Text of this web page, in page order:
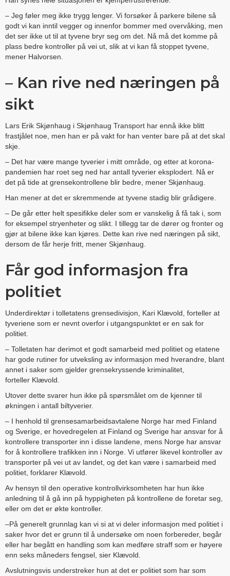
– Jeg føler meg ikke trygg lenger. Vi forsøker å parkere bilene så
godt vi kan inntil vegger og innenfor bommer med overvåking, men
det ser ikke ut til at tyvene bryr seg om det. Nå må det komme på
plass bedre kontroller på vei ut, slik at vi kan få stoppet tyvene,
mener Halvorsen.
– Kan rive ned næringen på
sikt
Lars Erik Skjønhaug i Skjønhaug Transport har ennå ikke blitt
frastjålet noe, men han er på vakt for han venter bare på at det skal
skje.
– Det har være mange tyverier i mitt område, og etter at korona-
pandemien har roet seg ned har antall tyverier eksplodert. Nå er
det på tide at grensekontrollene blir bedre, mener Skjønhaug.
Han mener at det er skremmende at tyvene stadig blir grådigere.
– De går etter helt spesifikke deler som er vanskelig å få tak i, som
for eksempel stryenheter og slikt. I tillegg tar de dører og fronter og
gjør at bilene ikke kan kjøres. Dette kan rive ned næringen på sikt,
dersom de får herje fritt, mener Skjønhaug.
Får god informasjon fra
politiet
Underdirektør i tolletatens grensedivisjon, Kari Klævold, forteller at
tyveriene som er nevnt overfor i utgangspunktet er en sak for
politiet.
– Tolletaten har derimot et godt samarbeid med politiet og etatene
har gode rutiner for utveksling av informasjon med hverandre, blant
annet i saker som gjelder grensekryssende kriminalitet,
forteller Klævold.
Utover dette svarer hun ikke på spørsmålet om de kjenner til
økningen i antall biltyverier.
– I henhold til grensesamarbeidsavtalene Norge har med Finland
og Sverige, er hovedregelen at Finland og Sverige har ansvar for å
kontrollere transporter inn i disse landene, mens Norge har ansvar
for å kontrollere trafikken inn i Norge. Vi utfører likevel kontroller av
transporter på vei ut av landet, og det kan være i samarbeid med
politiet, forklarer Klævold.
Av hensyn til den operative kontrollvirksomheten har hun ikke
anledning til å gå inn på hyppigheten på kontrollene de foretar seg,
eller om det er økte kontroller.
–På generelt grunnlag kan vi si at vi deler informasjon med politiet i
saker hvor det er grunn til å undersøke om noen forbereder, begår
eller har begått en handling som kan medføre straff som er høyere
enn seks måneders fengsel, sier Klævold.
Avslutningsvis understreker hun at det er politiet som har som